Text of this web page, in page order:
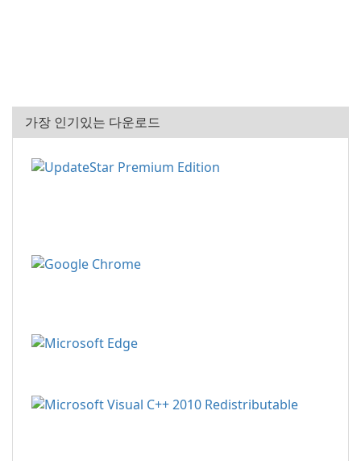
가장 인기있는 다운로드